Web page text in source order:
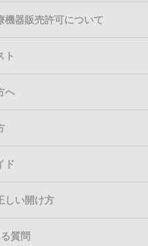
機器販売許可について
ト
へ
ド
しい開け方
質問